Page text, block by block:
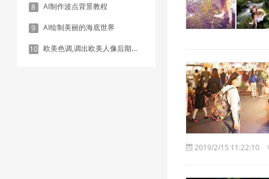
8 AI制作波点背景教程
9 AI绘制美丽的海底世界
10 欧美色调,调出欧美人像后期色调实例
2019/2/15 11:22:10